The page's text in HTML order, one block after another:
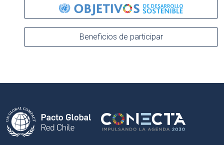
Beneficios de participar